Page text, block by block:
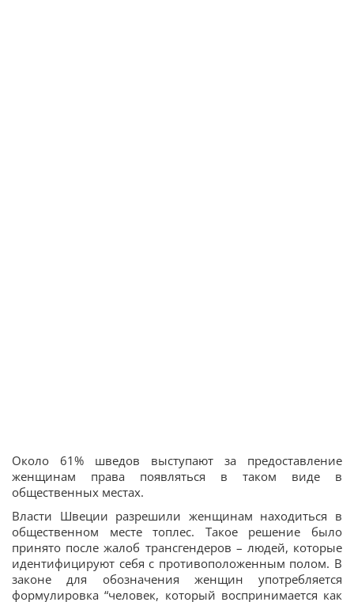
Около 61% шведов выступают за предоставление
женщинам права появляться в таком виде в
общественных местах.
Власти Швеции разрешили женщинам находиться в
общественном месте топлес. Такое решение было
принято после жалоб трансгендеров – людей, которые
идентифицируют себя с противоположенным полом. В
законе для обозначения женщин употребляется
формулировка “человек, который воспринимается как